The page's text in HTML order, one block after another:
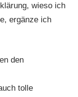
wieso ich
ergänze ich
den
tolle